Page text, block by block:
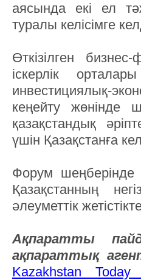
аясында екі ел
туралы келісімге
Өткізілген
іскерлік
инвестициялық-
кеңейту жөнінде
қазақстандық
үшін Қазақстанға
Форум шеңберінде
Қазақстанның
әлеуметтік
Ақпаратты
ақпараттық
Kazakhstan Today